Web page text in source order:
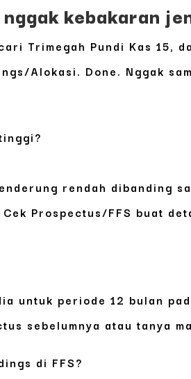
kebakaran
Trimegah Pundi Kas 15,
Alokasi. Done. Nggak
rendah dibanding
Prospectus/FFS buat
untuk periode 12 bulan
sebelumnya atau tanya
di FFS?